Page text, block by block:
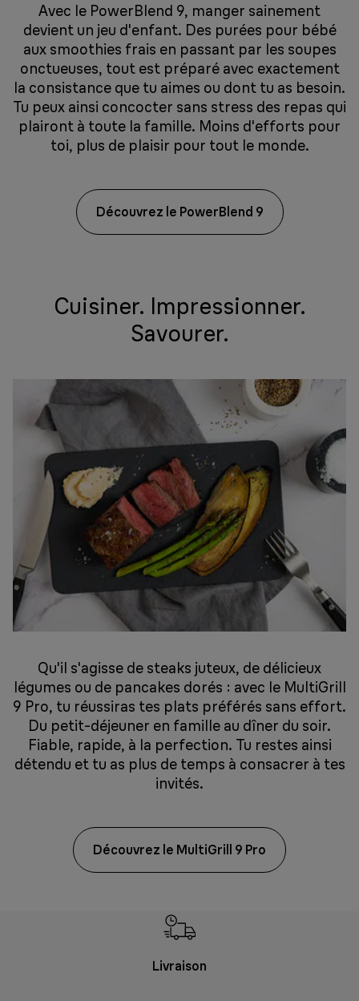
Avec le PowerBlend 9, manger sainement
devient un jeu d'enfant. Des purées pour bébé
aux smoothies frais en passant par les soupes
onctueuses, tout est préparé avec exactement
la consistance que tu aimes ou dont tu as besoin.
Tu peux ainsi concocter sans stress des repas qui
plairont à toute la famille. Moins d'efforts pour
toi, plus de plaisir pour tout le monde.
Découvrez le PowerBlend 9
Cuisiner. Impressionner.
Savourer.
Qu'il s'agisse de steaks juteux, de délicieux
légumes ou de pancakes dorés : avec le MultiGrill
9 Pro, tu réussiras tes plats préférés sans effort.
Du petit-déjeuner en famille au dîner du soir.
Fiable, rapide, à la perfection. Tu restes ainsi
détendu et tu as plus de temps à consacrer à tes
invités.
Découvrez le MultiGrill 9 Pro
Livraison